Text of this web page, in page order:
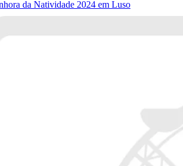
da Natividade 2024 em Luso